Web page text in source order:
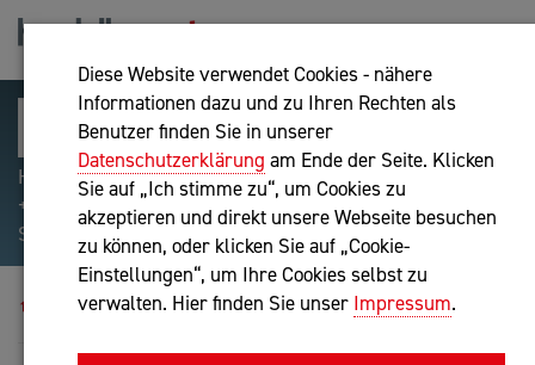
Diese Website verwendet Cookies - nähere
Informationen dazu und zu Ihren Rechten als
Benutzer finden Sie in unserer
Datenschutzerklärung am Ende der Seite. Klicken
Sie auf „Ich stimme zu“, um Cookies zu
akzeptieren und direkt unsere Webseite besuchen
zu können, oder klicken Sie auf „Cookie-
Einstellungen“, um Ihre Cookies selbst zu
verwalten. Hier finden Sie unser Impressum.
Hilfreiche Suchparameter: Begriff einschließen:
+webshop, Begriff ausschließen: -webshop, Exakter
Suchbegriff: "internet of things"
Blog Zeit für einen Gamechanger